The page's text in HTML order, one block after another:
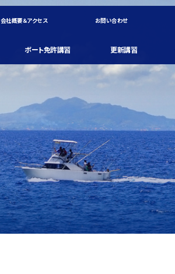
会社概要＆アクセス お問い合わせ
ボート免許講習 更新講習